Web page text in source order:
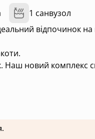
1 санвузол
відпочинок на
новий комплекс
та мають новий
столом, ідеально